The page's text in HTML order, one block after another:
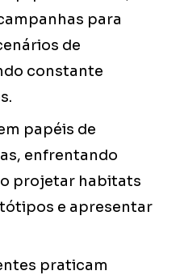
para
de
constante
papéis de
enfrentando
projetar habitats
e apresentar
praticam